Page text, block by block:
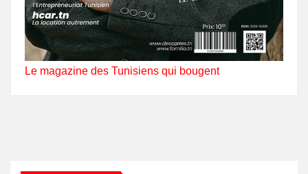
Le magazine des Tunisiens qui bougent